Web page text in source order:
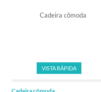
VISTA RÁPIDA